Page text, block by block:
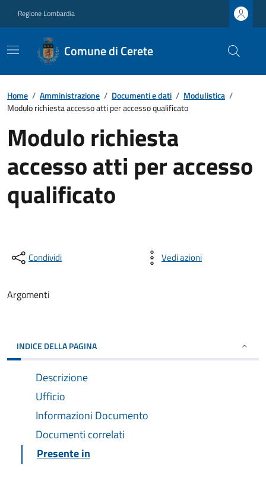
Regione Lombardia
Comune di Cerete
Home / Amministrazione / Documenti e dati / Modulistica /
Modulo richiesta accesso atti per accesso qualificato
Modulo richiesta
accesso atti per accesso
qualificato
Condividi Vedi azioni
Argomenti
INDICE DELLA PAGINA
Descrizione
Ufficio
Informazioni Documento
Documenti correlati
Presente in